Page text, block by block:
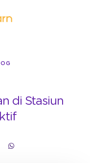
di Stasiun